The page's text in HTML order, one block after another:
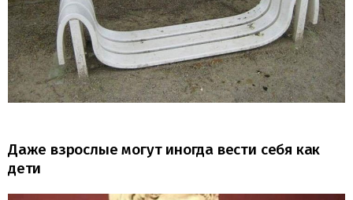
Даже взрослые могут иногда вести себя как
дети